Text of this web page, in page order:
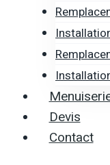
Devis
Contact